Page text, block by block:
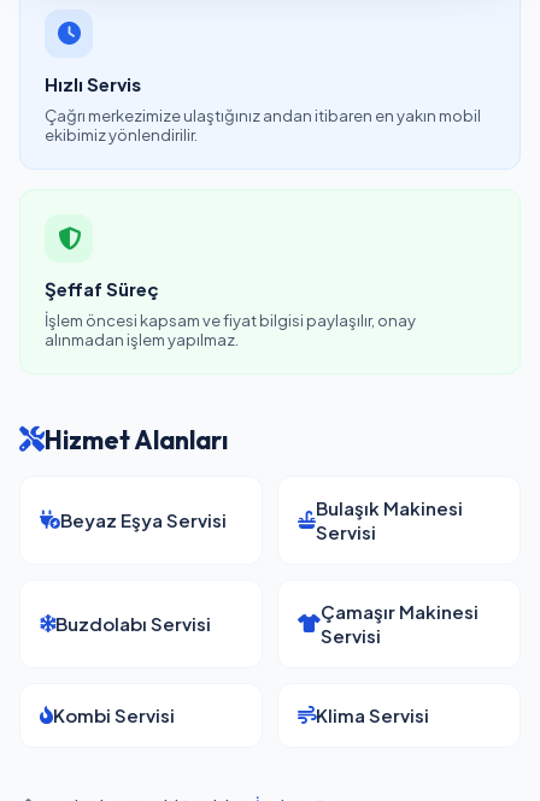
Hızlı Servis
Çağrı merkezimize ulaştığınız andan itibaren en yakın mobil
ekibimiz yönlendirilir.
Şeffaf Süreç
İşlem öncesi kapsam ve fiyat bilgisi paylaşılır, onay
alınmadan işlem yapılmaz.
Hizmet Alanları
Beyaz Eşya Servisi
Bulaşık Makinesi
Servisi
Buzdolabı Servisi
Çamaşır Makinesi
Servisi
Kombi Servisi Klima Servisi